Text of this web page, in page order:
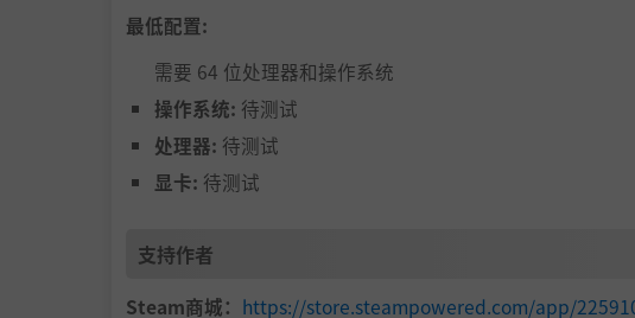
最低配置:
需要 64 位处理器和操作系统
操作系统: 待测试
处理器: 待测试
显卡: 待测试
支持作者
Steam商城： https://store.steampowered.com/app/